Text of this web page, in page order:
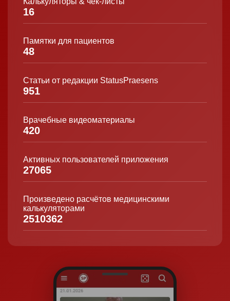
16
Памятки для пациентов
48
Статьи от редакции StatusPraesens
951
Врачебные видеоматериалы
420
Активных пользователей приложения
27065
Произведено расчётов медицинскими
калькуляторами
2510362